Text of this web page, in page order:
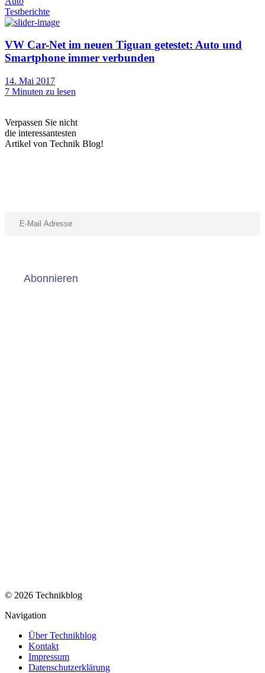
Testberichte
VW Car-Net im neuen Tiguan getestet: Auto und
Smartphone immer verbunden
14. Mai 2017
7 Minuten zu lesen
Verpassen Sie nicht
die interessantesten
Artikel von Technik Blog!
Abonnieren
© 2026 Technikblog
Navigation
Über Technikblog
Kontakt
Impressum
Datenschutzerklärung